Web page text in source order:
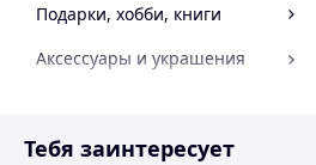
Подарки, хобби, книги
Аксессуары и украшения
Спорт и отдых
Тебя заинтересует